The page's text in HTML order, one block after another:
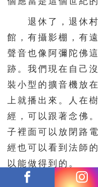
退休了，退休村
館，有攝影棚，有
聲音也像阿彌陀佛
跡。我們現在自己
裝小型的擴音機放
上就播出來。人在
經，可以跟著念佛
子裡面可以放閉路
經也可以看到法師
以能做得到的。
每個道場有它主